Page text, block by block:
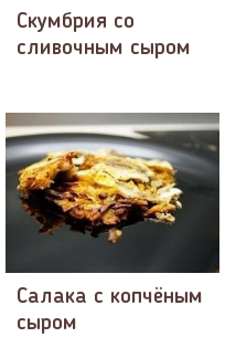
Скумбрия со
сливочным сыром
Салака с копчёным
сыром